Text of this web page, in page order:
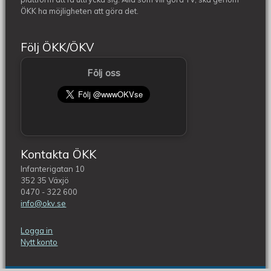
ÖKK ha möjligheten att göra det.
Följ ÖKK/ÖKV
Följ oss
Kontakta ÖKK
Infanterigatan 10
352 35 Växjö
0470 - 322 600
info@okv.se
Logga in
Nytt konto